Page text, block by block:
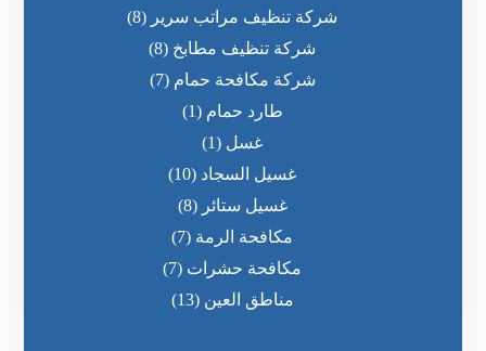
شركة تنظيف مراتب سرير (8)
شركة تنظيف مطابخ (8)
شركة مكافحة حمام (7)
طارد حمام (1)
غسل (1)
غسيل السجاد (10)
غسيل ستائر (8)
مكافحة الرمة (7)
مكافحة حشرات (7)
مناطق العين (13)